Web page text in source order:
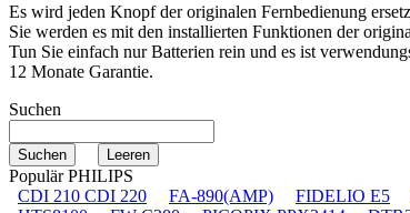
Es wird jeden Knopf der originalen Fernbedienung
Sie werden es mit den installierten Funktionen der
Tun Sie einfach nur Batterien rein und es ist
12 Monate Garantie.
Suchen
Populär PHILIPS
CDI 210 CDI 220
FA-890(AMP) FIDELIO E5